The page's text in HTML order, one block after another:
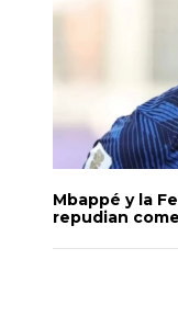
Mbappé y la
repudian